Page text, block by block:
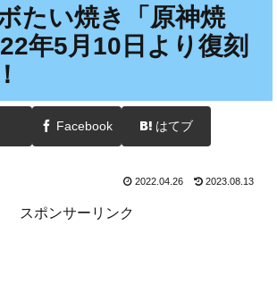
たい焼き「原神焼
年5月10日より復刻
Facebook はてブ
2022.04.26 2023.08.13
スポンサーリンク